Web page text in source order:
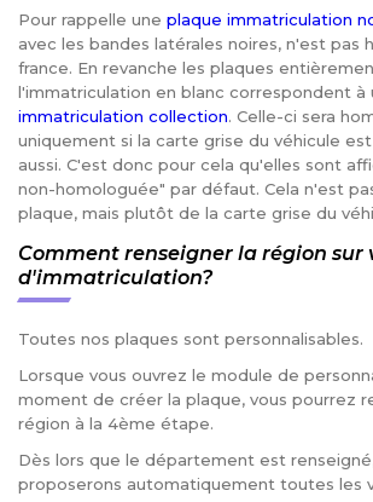
Pour rappelle une plaque immatriculation
avec les bandes latérales noires, n'est pas
france. En revanche les plaques
l'immatriculation en blanc correspondent à
immatriculation collection. Celle-ci sera
uniquement si la carte grise du véhicule
aussi. C'est donc pour cela qu'elles sont
non-homologuée" par défaut. Cela n'est
plaque, mais plutôt de la carte grise du
Comment renseigner la région sur
d'immatriculation?
Toutes nos plaques sont personnalisables.
Lorsque vous ouvrez le module de
moment de créer la plaque, vous pourrez
région à la 4ème étape.
Dès lors que le département est
proposerons automatiquement toutes les